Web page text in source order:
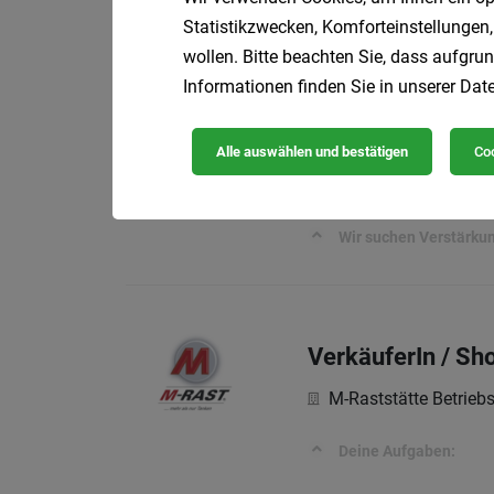
KÜRE Gastronomie
Mitarbeiter:in
Wir suchen
VerkäuferIn /
M-Raststätte
Deine Aufgaben:
Statistikzwecken,
wollen. Bitte beachten Sie, dass
Informationen finden Sie in unserer
Alle auswählen und bestätigen